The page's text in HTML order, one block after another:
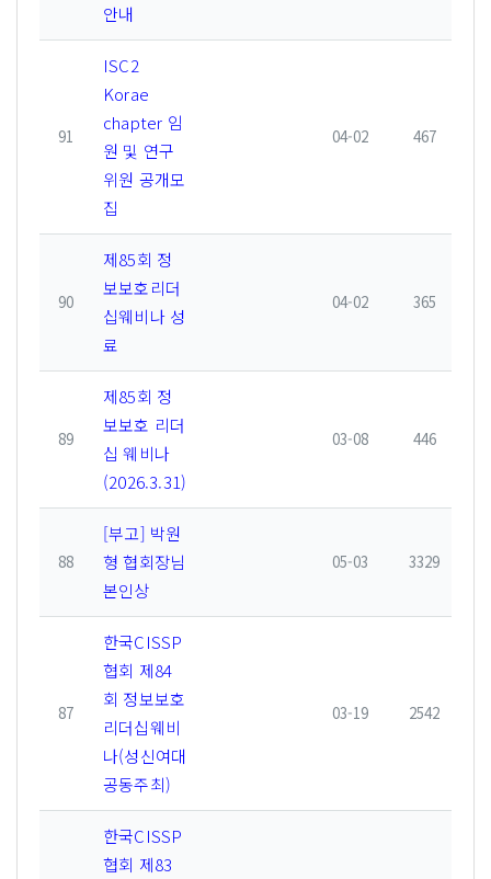
안내
91
ISC2
Korae
chapter 임
원 및 연구
위원 공개모
집
04-02 467
90
제85회 정
보보호리더
십웨비나 성
료
04-02 365
89
제85회 정
보보호 리더
십 웨비나
(2026.3.31)
03-08 446
88
[부고] 박원
형 협회장님
본인상
05-03 3329
87
한국CISSP
협회 제84
회 정보보호
리더십웨비
나(성신여대
공동주최)
03-19 2542
한국CISSP
협회 제83